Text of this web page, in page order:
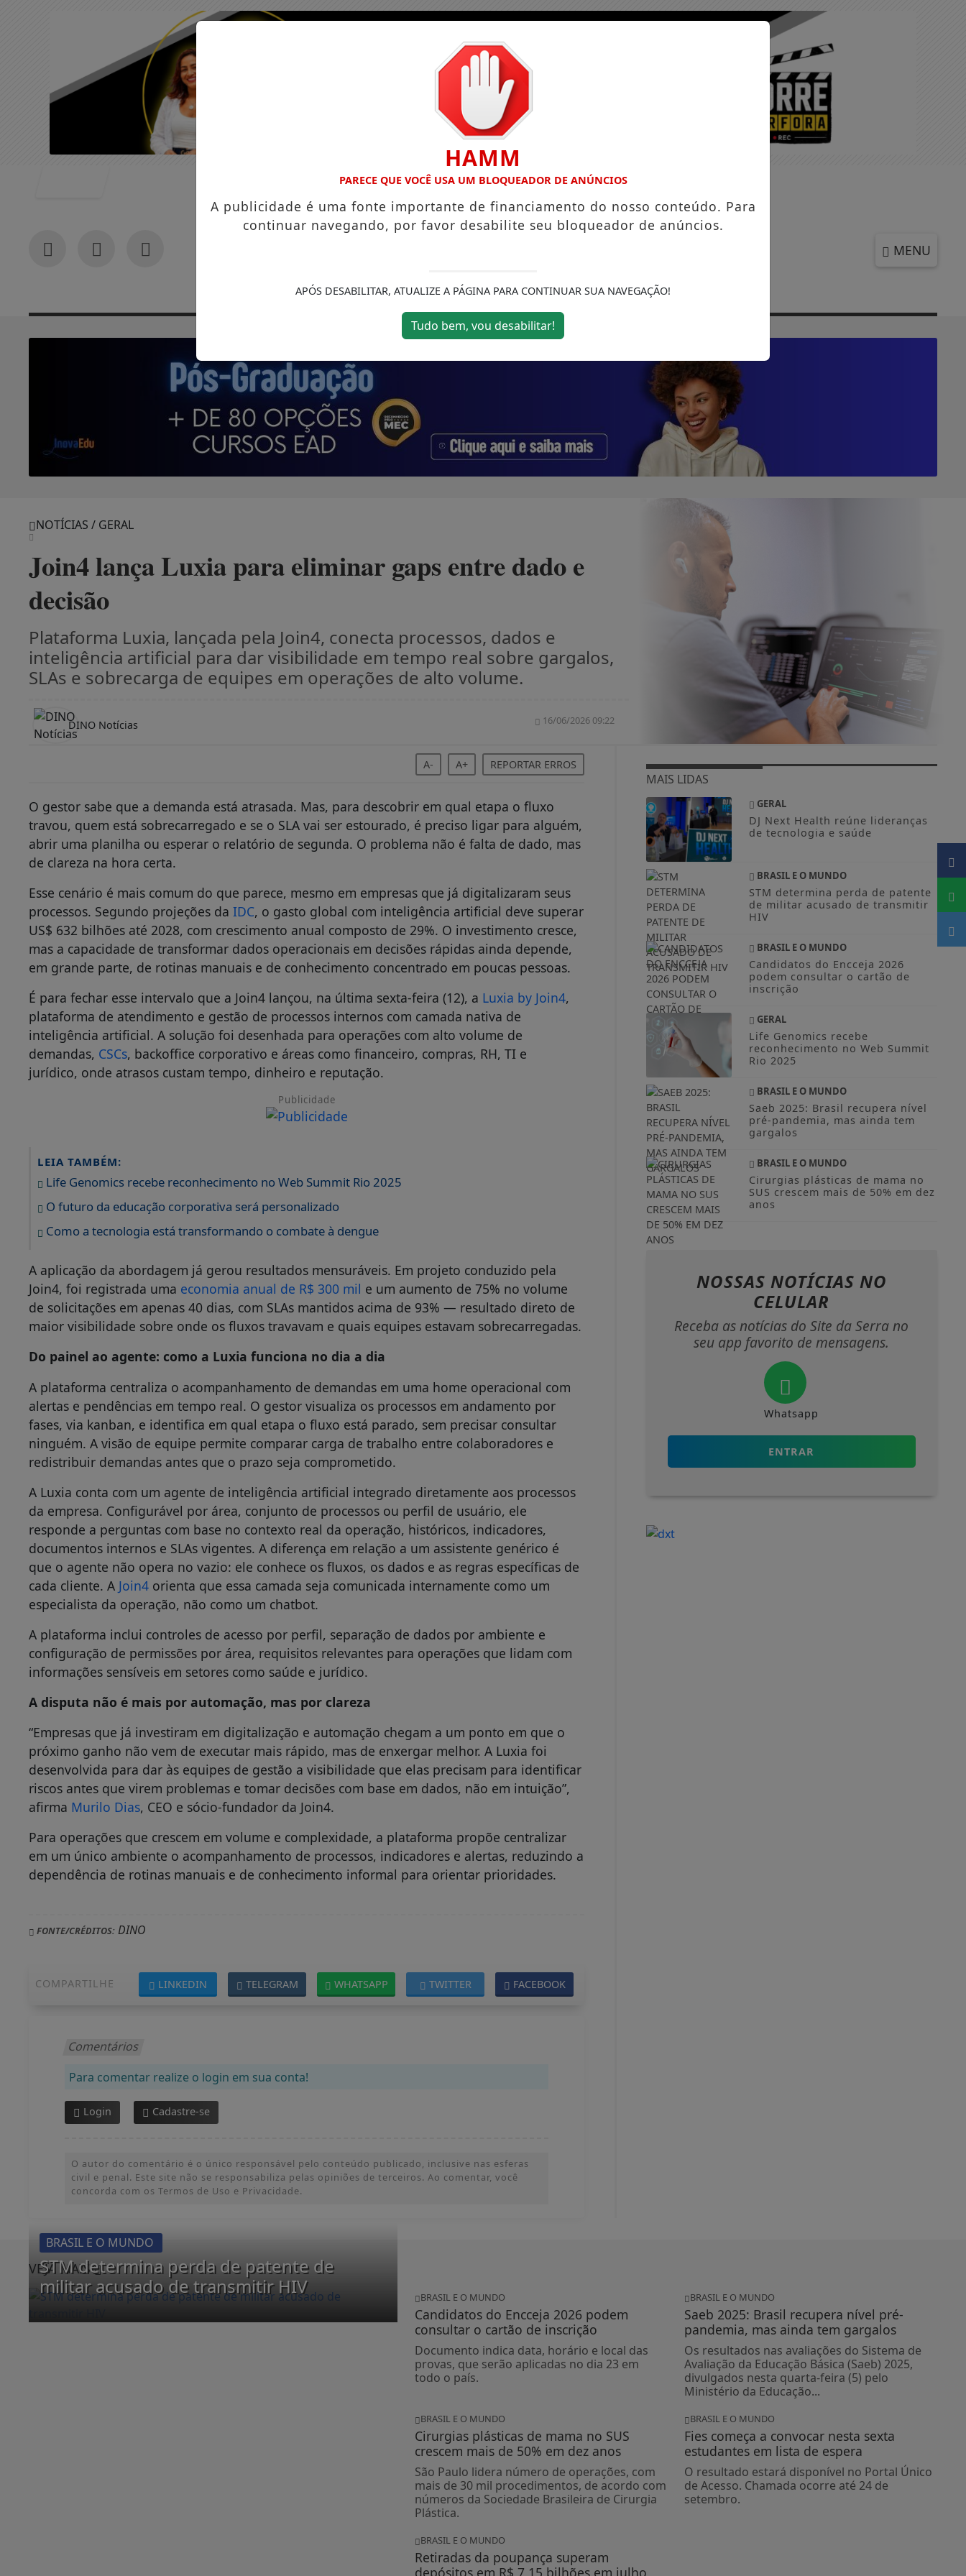
MENU
Podcasts Contato
NOTÍCIAS / GERAL
Join4 lança Luxia para eliminar gaps entre dado e
decisão
Plataforma Luxia, lançada pela Join4, conecta processos, dados e
inteligência artificial para dar visibilidade em tempo real sobre gargalos,
SLAs e sobrecarga de equipes em operações de alto volume.
DINO Notícias 16/06/2026 09:22
A- A+ REPORTAR ERROS
O gestor sabe que a demanda está atrasada. Mas, para descobrir em qual etapa o fluxo
travou, quem está sobrecarregado e se o SLA vai ser estourado, é preciso ligar para alguém,
abrir uma planilha ou esperar o relatório de segunda. O problema não é falta de dado, mas
de clareza na hora certa.
Esse cenário é mais comum do que parece, mesmo em empresas que já digitalizaram seus
processos. Segundo projeções daIDC, o gasto global com inteligência artificial deve superar
US$ 632 bilhões até 2028, com crescimento anual composto de 29%. O investimento cresce,
mas a capacidade de transformar dados operacionais em decisões rápidas ainda depende,
em grande parte, de rotinas manuais e de conhecimento concentrado em poucas pessoas.
É para fechar esse intervalo que a Join4 lançou, na última sexta-feira (12), a Luxia by Join4,
plataforma de atendimento e gestão de processos internos com camada nativa de
inteligência artificial. A solução foi desenhada para operações com alto volume de
demandas, CSCs, backoffice corporativo e áreas como financeiro, compras, RH, TI e
jurídico, onde atrasos custam tempo, dinheiro e reputação.
Publicidade
LEIA TAMBÉM:
Life Genomics recebe reconhecimento no Web Summit Rio 2025
O futuro da educação corporativa será personalizado
Como a tecnologia está transformando o combate à dengue
A aplicação da abordagem já gerou resultados mensuráveis. Em projeto conduzido pela
Join4, foi registrada uma economia anual de R$ 300 mil e um aumento de 75% no volume
de solicitações em apenas 40 dias, com SLAs mantidos acima de 93% — resultado direto de
maior visibilidade sobre onde os fluxos travavam e quais equipes estavam sobrecarregadas.
Do painel ao agente: como a Luxia funciona no dia a dia
A plataforma centraliza o acompanhamento de demandas em uma home operacional com
alertas e pendências em tempo real. O gestor visualiza os processos em andamento por
fases, via kanban, e identifica em qual etapa o fluxo está parado, sem precisar consultar
ninguém. A visão de equipe permite comparar carga de trabalho entre colaboradores e
redistribuir demandas antes que o prazo seja comprometido.
A Luxia conta com um agente de inteligência artificial integrado diretamente aos processos
da empresa. Configurável por área, conjunto de processos ou perfil de usuário, ele
responde a perguntas com base no contexto real da operação, históricos, indicadores,
documentos internos e SLAs vigentes. A diferença em relação a um assistente genérico é
que o agente não opera no vazio: ele conhece os fluxos, os dados e as regras específicas de
cada cliente. A Join4 orienta que essa camada seja comunicada internamente como um
especialista da operação, não como um chatbot.
A plataforma inclui controles de acesso por perfil, separação de dados por ambiente e
configuração de permissões por área, requisitos relevantes para operações que lidam com
informações sensíveis em setores como saúde e jurídico.
A disputa não é mais por automação, mas por clareza
“Empresas que já investiram em digitalização e automação chegam a um ponto em que o
próximo ganho não vem de executar mais rápido, mas de enxergar melhor. A Luxia foi
desenvolvida para dar às equipes de gestão a visibilidade que elas precisam para identificar
riscos antes que virem problemas e tomar decisões com base em dados, não em intuição”,
afirma Murilo Dias, CEO e sócio-fundador da Join4.
Para operações que crescem em volume e complexidade, a plataforma propõe centralizar
em um único ambiente o acompanhamento de processos, indicadores e alertas, reduzindo a
dependência de rotinas manuais e de conhecimento informal para orientar prioridades.
FONTE/CRÉDITOS: DINO
COMPARTILHE FACEBOOK
TWITTER
WHATSAPP
TELEGRAM
LINKEDIN
Comentários
Para comentar realize o login em sua conta!
Login Cadastre-se
O autor do comentário é o único responsável pelo conteúdo publicado, inclusive nas esferas
civil e penal. Este site não se responsabiliza pelas opiniões de terceiros. Ao comentar, você
concorda com os Termos de Uso e Privacidade.
MAIS LIDAS
GERAL
DJ Next Health reúne lideranças
de tecnologia e saúde
BRASIL E O MUNDO
STM determina perda de patente
de militar acusado de transmitir
HIV
BRASIL E O MUNDO
Candidatos do Encceja 2026
podem consultar o cartão de
inscrição
GERAL
Life Genomics recebe
reconhecimento no Web Summit
Rio 2025
BRASIL E O MUNDO
Saeb 2025: Brasil recupera nível
pré-pandemia, mas ainda tem
gargalos
BRASIL E O MUNDO
Cirurgias plásticas de mama no
SUS crescem mais de 50% em dez
anos
NOSSAS NOTÍCIAS NO
CELULAR
Receba as notícias do Site da Serra no
seu app favorito de mensagens.
Whatsapp
ENTRAR
VEJA MAIS
BRASIL E O MUNDO
STM determina perda de patente de
militar acusado de transmitir HIV
BRASIL E O MUNDO
Candidatos do Encceja 2026 podem
consultar o cartão de inscrição
Documento indica data, horário e local das
provas, que serão aplicadas no dia 23 em
todo o país.
BRASIL E O MUNDO
Saeb 2025: Brasil recupera nível pré-
pandemia, mas ainda tem gargalos
Os resultados nas avaliações do Sistema de
Avaliação da Educação Básica (Saeb) 2025,
divulgados nesta quarta-feira (5) pelo
Ministério da Educação...
BRASIL E O MUNDO
Cirurgias plásticas de mama no SUS
crescem mais de 50% em dez anos
São Paulo lidera número de operações, com
mais de 30 mil procedimentos, de acordo com
números da Sociedade Brasileira de Cirurgia
Plástica.
BRASIL E O MUNDO
Fies começa a convocar nesta sexta
estudantes em lista de espera
O resultado estará disponível no Portal Único
de Acesso. Chamada ocorre até 24 de
setembro.
BRASIL E O MUNDO
Retiradas da poupança superam
HAMM
PARECE QUE VOCÊ USA UM BLOQUEADOR DE ANÚNCIOS
A publicidade é uma fonte importante de financiamento do nosso conteúdo. Para
continuar navegando, por favor desabilite seu bloqueador de anúncios.
APÓS DESABILITAR, ATUALIZE A PÁGINA PARA CONTINUAR SUA NAVEGAÇÃO!
Tudo bem, vou desabilitar!